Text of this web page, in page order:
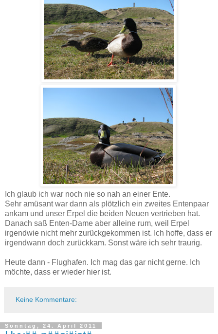
Ich glaub ich war noch nie so nah an einer Ente.
Sehr amüsant war dann als plötzlich ein zweites Entenpaar
ankam und unser Erpel die beiden Neuen vertrieben hat.
Danach saß Enten-Dame aber alleine rum, weil Erpel
irgendwie nicht mehr zurückgekommen ist. Ich hoffe, dass er
irgendwann doch zurückkam. Sonst wäre ich sehr traurig.
Heute dann - Flughafen. Ich mag das gar nicht gerne. Ich
möchte, dass er wieder hier ist.
Keine Kommentare:
Sonntag, 24. April 2011